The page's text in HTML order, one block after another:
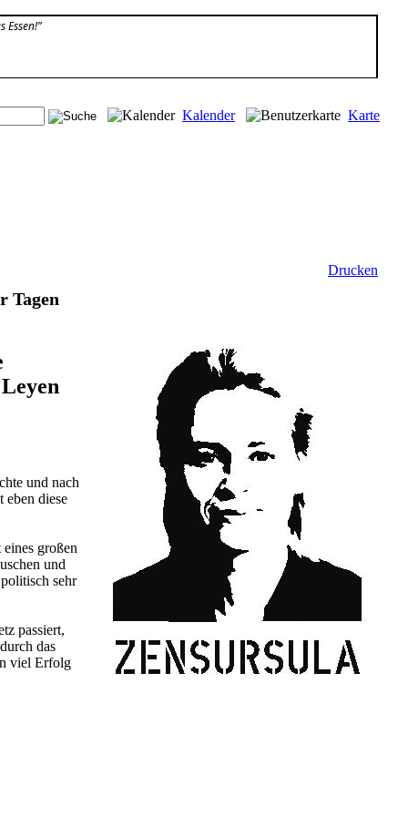
Essen!”
Kalender
Karte
Drucken
Tagen
und nach
eben diese
großen
und
sehr
passiert,
das
viel Erfolg